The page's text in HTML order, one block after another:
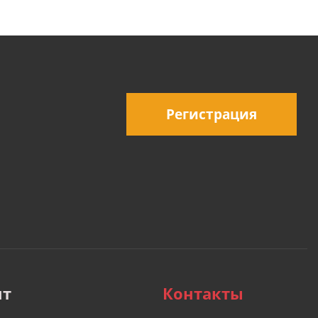
Регистрация
Контакты